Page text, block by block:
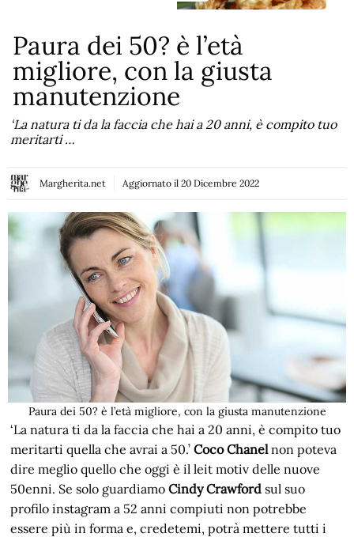
Paura dei 50? è l’età
migliore, con la giusta
manutenzione
‘La natura ti da la faccia che hai a 20 anni, è compito tuo
meritarti …
Margherita.net Aggiornato il 20 Dicembre 2022
Paura dei 50? è l’età migliore, con la giusta manutenzione
‘La natura ti da la faccia che hai a 20 anni, è compito tuo
meritarti quella che avrai a 50.’Coco Chanelnon poteva
dire meglio quello che oggi è il leit motiv delle nuove
50enni. Se solo guardiamoCindy Crawford sul suo
profilo instagram a 52 anni compiuti non potrebbe
essere più in forma e, credetemi, potrà mettere tutti i